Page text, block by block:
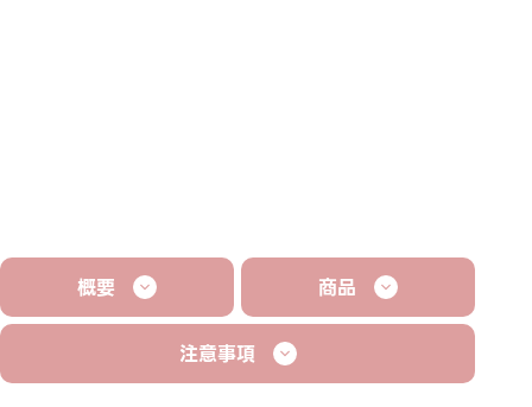
概要 商品
注意事項